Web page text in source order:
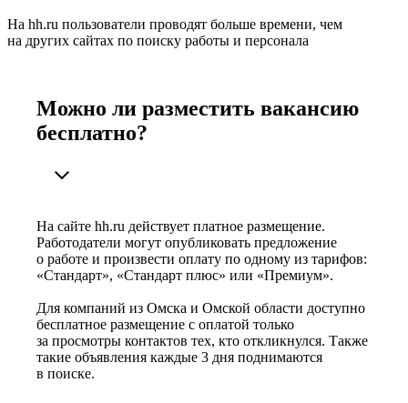
На hh.ru пользователи проводят больше времени, чем
на других сайтах по поиску работы и персонала
Можно ли разместить вакансию
бесплатно?
На сайте hh.ru действует платное размещение.
Работодатели могут опубликовать предложение
о работе и произвести оплату по одному из тарифов:
«Стандарт», «Стандарт плюс» или «Премиум».
Для компаний из Омска и Омской области доступно
бесплатное размещение с оплатой только
за просмотры контактов тех, кто откликнулся. Также
такие объявления каждые 3 дня поднимаются
в поиске.